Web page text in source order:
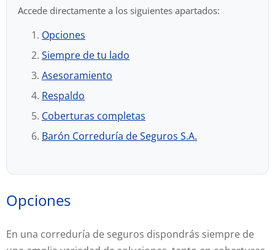
Accede directamente a los siguientes apartados:
Opciones
Siempre de tu lado
Asesoramiento
Respaldo
Coberturas completas
Barón Correduría de Seguros S.A.
Opciones
En una correduría de seguros dispondrás siempre de